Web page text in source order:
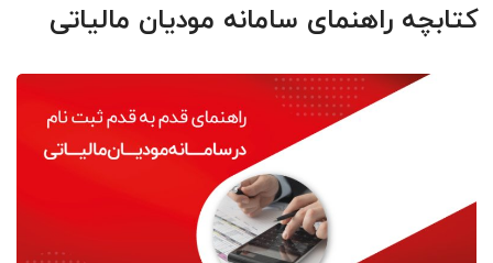
کتابچه راهنمای سامانه مودیان مالیاتی